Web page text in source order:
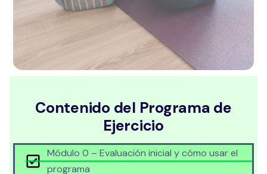
Contenido del Programa de
Ejercicio
Módulo 0 – Evaluación inicial y cómo usar el
programa